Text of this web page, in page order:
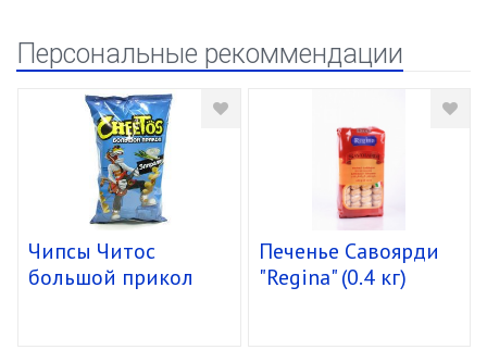
Персональные рекоммендации
Чипсы Читос
большой прикол
Печенье Савоярди
"Regina" (0.4 кг)